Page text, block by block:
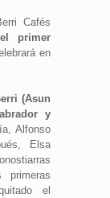
Cafés
primer
en
(Asun
y
Alfonso
Elsa
primeras
el